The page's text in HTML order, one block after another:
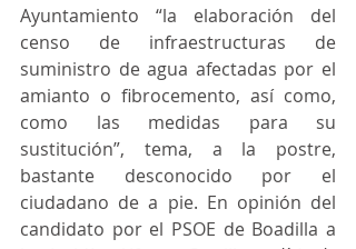
Ayuntamiento “la elaboración del
censo de infraestructuras de
suministro de agua afectadas por el
amianto o fibrocemento, así como,
como las medidas para su
sustitución”, tema, a la postre,
bastante desconocido por el
ciudadano de a pie. En opinión del
candidato por el PSOE de Boadilla a